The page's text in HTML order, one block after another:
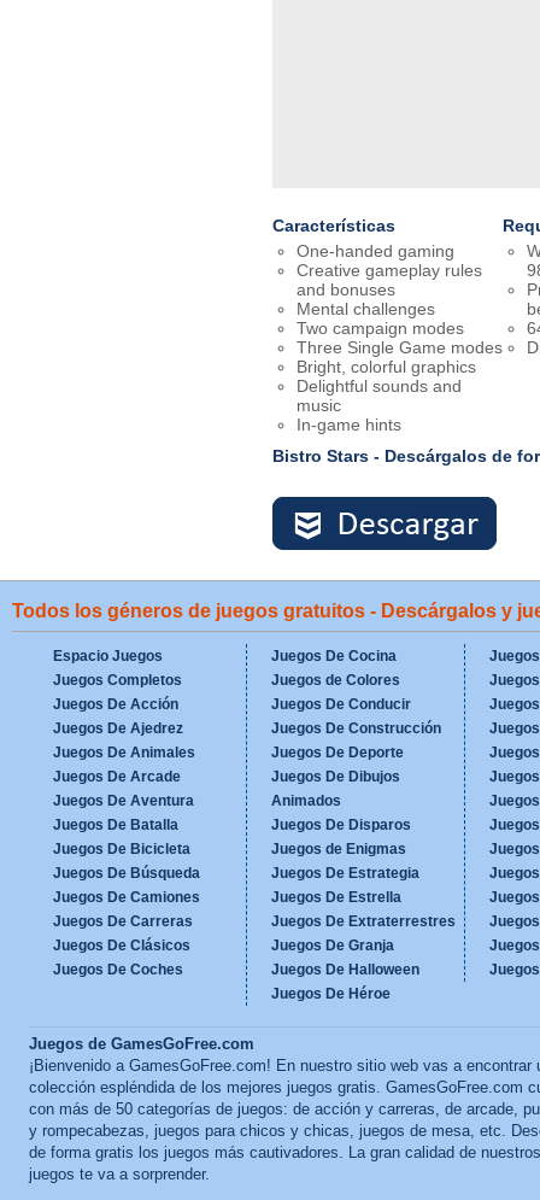
Características
One-handed gaming
Creative gameplay rules
and bonuses
Mental challenges
Two campaign modes
Three Single Game modes
Bright, colorful graphics
Delightful sounds and
music
In-game hints
Bistro Stars - Descárgalos de
Todos los géneros de juegos gratuitos - Descárgalos y
Espacio Juegos
Juegos Completos
Juegos De Acción
Juegos De Ajedrez
Juegos De Animales
Juegos De Arcade
Juegos De Aventura
Juegos De Batalla
Juegos De Bicicleta
Juegos De Búsqueda
Juegos De Camiones
Juegos De Carreras
Juegos De Clásicos
Juegos De Coches
Juegos De Cocina
Juegos de Colores
Juegos De Conducir
Juegos De Construcción
Juegos De Deporte
Juegos De Dibujos
Animados
Juegos De Disparos
Juegos de Enigmas
Juegos De Estrategia
Juegos De Estrella
Juegos De Extraterrestres
Juegos De Granja
Juegos De Halloween
Juegos De Héroe
Juegos de GamesGoFree.com
¡Bienvenido a GamesGoFree.com! En nuestro sitio web vas a encontrar
colección espléndida de los mejores juegos gratis. GamesGoFree.com
con más de 50 categorías de juegos: de acción y carreras, de arcade,
y rompecabezas, juegos para chicos y chicas, juegos de mesa, etc.
de forma gratis los juegos más cautivadores. La gran calidad de nuestros
juegos te va a sorprender.